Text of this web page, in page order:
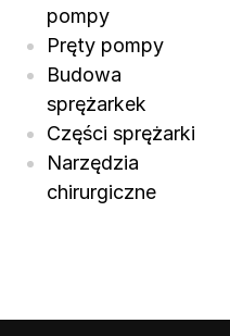
pompy
Pręty pompy
Budowa
sprężarkek
Części sprężarki
Narzędzia
chirurgiczne